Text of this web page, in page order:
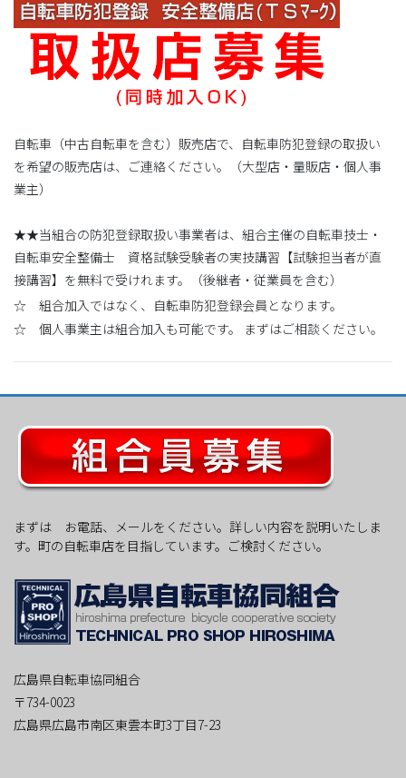
自転車（中古自転車を含む）販売店で、自転車防犯登録の取扱い
を希望の販売店は、ご連絡ください。（大型店・量販店・個人事
業主）
★★当組合の防犯登録取扱い事業者は、組合主催の自転車技士・
自転車安全整備士 資格試験受験者の実技講習【試験担当者が直
接講習】を無料で受けれます。（後継者・従業員を含む）
☆ 組合加入ではなく、自転車防犯登録会員となります。
☆ 個人事業主は組合加入も可能です。 まずはご相談ください。
まずは お電話、メールをください。詳しい内容を説明いたしま
す。町の自転車店を目指しています。ご検討ください。
広島県自転車協同組合
〒734-0023
広島県広島市南区東雲本町3丁目7-23